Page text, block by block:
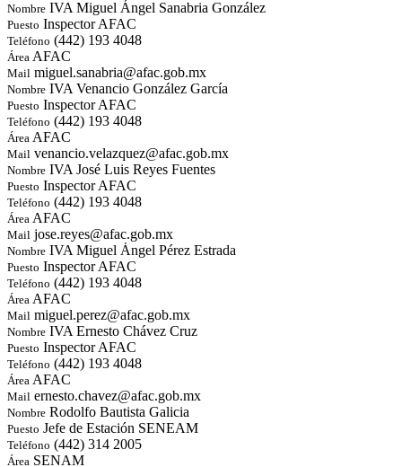
Nombre IVA Miguel Ángel Sanabria González
Puesto Inspector AFAC
Teléfono (442) 193 4048
Área AFAC
Mail miguel.sanabria@afac.gob.mx
Nombre IVA Venancio González García
Puesto Inspector AFAC
Teléfono (442) 193 4048
Área AFAC
Mail venancio.velazquez@afac.gob.mx
Nombre IVA José Luis Reyes Fuentes
Puesto Inspector AFAC
Teléfono (442) 193 4048
Área AFAC
Mail jose.reyes@afac.gob.mx
Nombre IVA Miguel Ángel Pérez Estrada
Puesto Inspector AFAC
Teléfono (442) 193 4048
Área AFAC
Mail miguel.perez@afac.gob.mx
Nombre IVA Ernesto Chávez Cruz
Puesto Inspector AFAC
Teléfono (442) 193 4048
Área AFAC
Mail ernesto.chavez@afac.gob.mx
Nombre Rodolfo Bautista Galicia
Puesto Jefe de Estación SENEAM
Teléfono (442) 314 2005
Área SENAM